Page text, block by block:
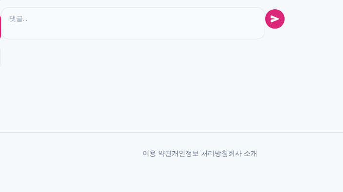
이용 약관개인정보 처리방침회사 소개